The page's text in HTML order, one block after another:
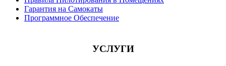
Гарантия на Самокаты
Программное Обеспечение
УСЛУГИ